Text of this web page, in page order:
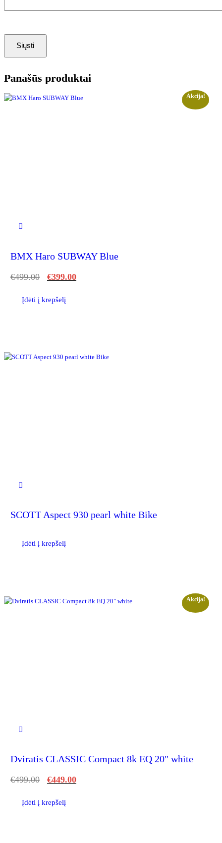
Panašūs produktai
Akcija!
BMX Haro SUBWAY Blue
€499.00 €399.00
Įdėti į krepšelį
SCOTT Aspect 930 pearl white Bike
Įdėti į krepšelį
Akcija!
Dviratis CLASSIC Compact 8k EQ 20″ white
€499.00 €449.00
Įdėti į krepšelį